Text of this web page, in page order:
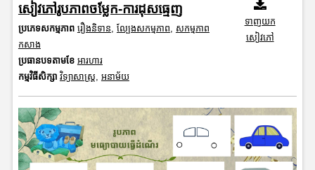
សៀវភៅរូបភាពចម្លែក-ការដុសធ្មេញ
ប្រភេទសកម្មភាព រឿងនិទាន ល្បែងសកម្មភាព
សកម្មភាព
កសាង
ប្រធានបទតាមខែ អារហារ
កម្មវិធីសិក្សា វិទ្យាសាស្រ្ត អនាម័យ
ទាញយក
សៀវភៅ